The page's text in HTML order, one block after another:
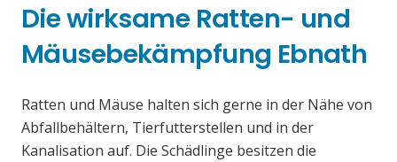
Die wirksame Ratten- und
Mäusebekämpfung Ebnath
Ratten und Mäuse halten sich gerne in der Nähe von
Abfallbehältern, Tierfutterstellen und in der
Kanalisation auf. Die Schädlinge besitzen die